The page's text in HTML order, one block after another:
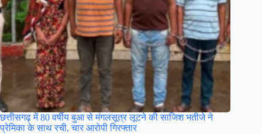
छत्तीसगढ़ में 80 वर्षीय बुआ से मंगलसूत्र लूटने की साजिश भतीजे ने
प्रेमिका के साथ रची, चार आरोपी गिरफ्तार